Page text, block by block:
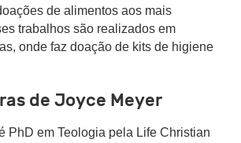
de alimentos aos mais
trabalhos são realizados em
onde faz doação de kits de higiene
de Joyce Meyer
PhD em Teologia pela Life Christian